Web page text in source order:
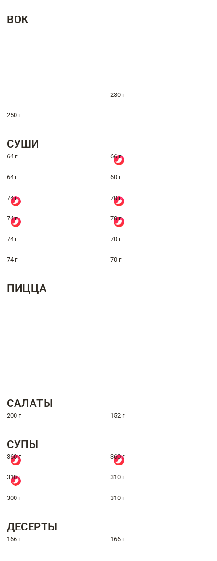
ВОК
230 г
250 г
СУШИ
64 г 66 г
64 г 60 г
74 г 70 г
74 г 70 г
74 г 70 г
74 г 70 г
ПИЦЦА
САЛАТЫ
200 г 152 г
СУПЫ
360 г 360 г
310 г 310 г
300 г 310 г
ДЕСЕРТЫ
166 г 166 г